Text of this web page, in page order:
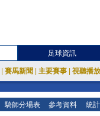
足球資訊
賽馬新聞 主要賽事 視聽播
騎師分場表 參考資料 統